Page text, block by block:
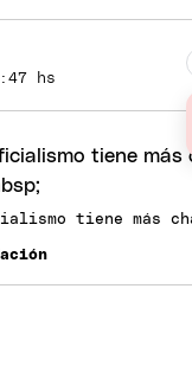
hs
tiene más